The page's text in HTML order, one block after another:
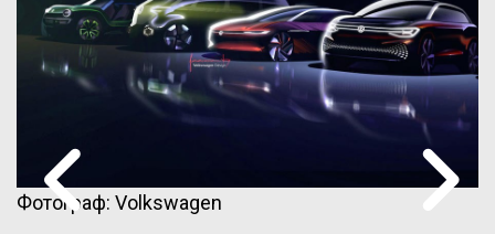
Фотограф: Volkswagen